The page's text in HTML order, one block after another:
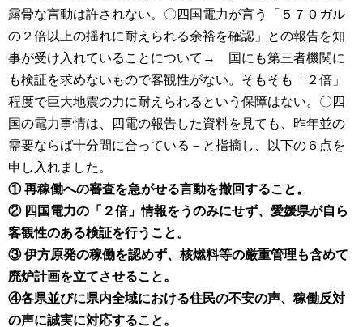
露骨な言動は許されない。〇四国電力が言う「５７０ガル
の２倍以上の揺れに耐えられる余裕を確認」との報告を知
事が受け入れていることについて→ 国にも第三者機関に
も検証を求めないもので客観性がない。そもそも「２倍」
程度で巨大地震の力に耐えられるという保障はない。〇四
国の電力事情は、四電の報告した資料を見ても、昨年並の
需要ならば十分間に合っている－と指摘し、以下の６点を
申し入れました。
① 再稼働への審査を急がせる言動を撤回すること。
② 四国電力の「２倍」情報をうのみにせず、愛媛県が自ら
客観性のある検証を行うこと。
③ 伊方原発の稼働を認めず、核燃料等の厳重管理も含めて
廃炉計画を立てさせること。
④各県並びに県内全域における住民の不安の声、稼働反対
の声に誠実に対応すること。